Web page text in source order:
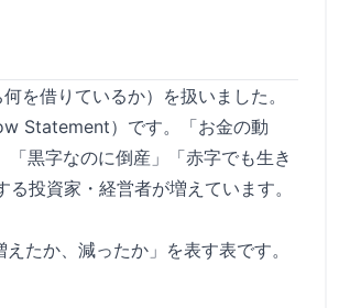
を借りているか）を扱いました。
Statement）です。「お金の動
黒字なのに倒産」「赤字でも生き
投資家・経営者が増えています。
たか、減ったか」を表す表です。